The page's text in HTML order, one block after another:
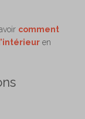
comment
en